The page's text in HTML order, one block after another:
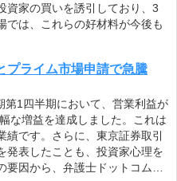
資家の買いを誘引しており、3
では、これらの好材料が今後も
プライム市場申請で急騰
1四半期において、営業利益が
な増益を達成しました。これは
です。さらに、東京証券取引
発表したことも、投資家心理を
要因から、弁護士ドットコム…